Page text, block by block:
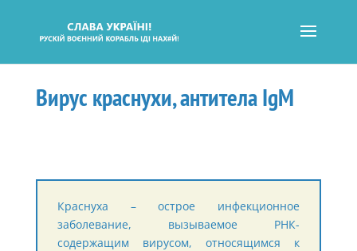
Вирус краснухи, антитела IgМ
Краснуха – острое инфекционное
заболевание, вызываемое РНК-
содержащим вирусом, относящимся к